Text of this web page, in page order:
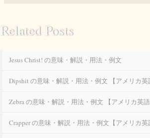
Related Posts
Jesus Christ! の意味・解説・用法・例文
Dipshit の意味・解説・用法・例文 【アメリカ英
Zebra の意味・解説・用法・例文 【アメリカ英語
Crapper の意味・解説・用法・例文【アメリカ英